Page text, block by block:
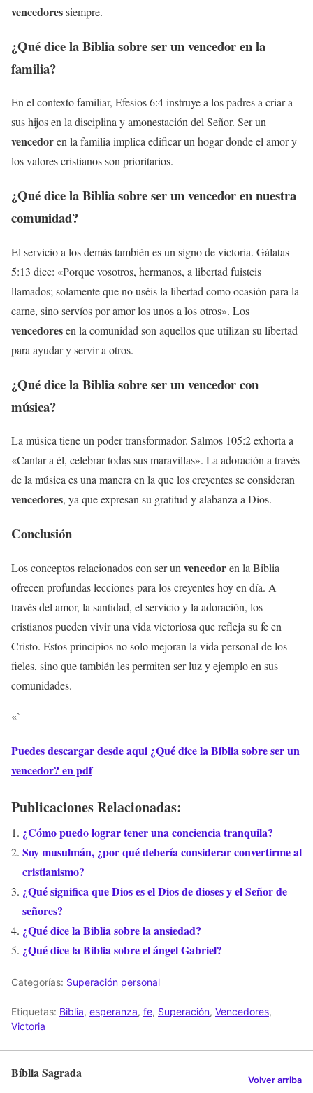
vencedoressiempre.
¿Qué dice la Biblia sobre ser unvencedoren la
familia?
En el contexto familiar, Efesios 6:4 instruye a los padres a criar a
sus hijos en la disciplina y amonestación del Señor. Ser un
vencedoren la familia implica edificar un hogar donde el amor y
los valores cristianos son prioritarios.
¿Qué dice la Biblia sobre ser unvencedoren nuestra
comunidad?
El servicio a los demás también es un signo de victoria. Gálatas
5:13 dice: «Porque vosotros, hermanos, a libertad fuisteis
llamados; solamente que no uséis la libertad como ocasión para la
carne, sino servíos por amor los unos a los otros». Los
vencedoresen la comunidad son aquellos que utilizan su libertad
para ayudar y servir a otros.
¿Qué dice la Biblia sobre ser unvencedorcon
música?
La música tiene un poder transformador. Salmos 105:2 exhorta a
«Cantar a él, celebrar todas sus maravillas». La adoración a través
de la música es una manera en la que los creyentes se consideran
vencedores, ya que expresan su gratitud y alabanza a Dios.
Conclusión
Los conceptos relacionados con ser un vencedoren la Biblia
ofrecen profundas lecciones para los creyentes hoy en día. A
través del amor, la santidad, el servicio y la adoración, los
cristianos pueden vivir una vida victoriosa que refleja su fe en
Cristo. Estos principios no solo mejoran la vida personal de los
fieles, sino que también les permiten ser luz y ejemplo en sus
comunidades.
«`
Puedes descargar desde aqui ¿Qué dice la Biblia sobre ser un
vencedor? en pdf
Publicaciones Relacionadas:
¿Cómo puedo lograr tener una conciencia tranquila?
Soy musulmán, ¿por qué debería considerar convertirme al
cristianismo?
¿Qué significa que Dios es el Dios de dioses y el Señor de
señores?
¿Qué dice la Biblia sobre la ansiedad?
¿Qué dice la Biblia sobre el ángel Gabriel?
Categorías: Superación personal
Etiquetas: Biblia, esperanza, fe, Superación, Vencedores,
Victoria
Bíblia Sagrada Volver arriba